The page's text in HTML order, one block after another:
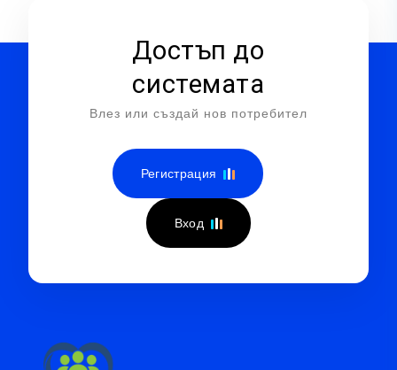
Достъп до
системата
Влез или създай нов потребител
Регистрация
Вход